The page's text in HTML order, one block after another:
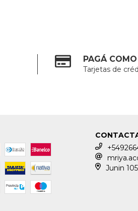
PAGÁ
Tarjetas de
Junin